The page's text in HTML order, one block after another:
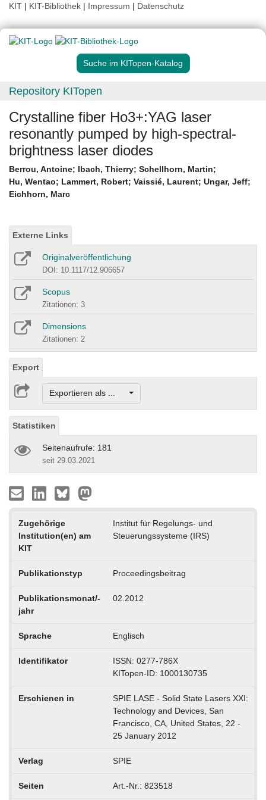
KIT | KIT-Bibliothek | Impressum | Datenschutz
Suche im KITopen-Katalog
Repository KITopen
Crystalline fiber Ho3+:YAG laser
resonantly pumped by high-spectral-
brightness laser diodes
Berrou, Antoine; Ibach, Thierry; Schellhorn, Martin;
Hu, Wentao; Lammert, Robert; Vaissié, Laurent; Ungar, Jeff;
Eichhorn, Marc
Externe Links
Originalveröffentlichung
DOI: 10.1117/12.906657
Scopus
Zitationen: 3
Dimensions
Zitationen: 2
Export
Exportieren als ...
Statistiken
Seitenaufrufe: 181
seit 29.03.2021
Zugehörige
Institution(en) am
KIT
Institut für Regelungs- und
Steuerungssysteme (IRS)
Publikationstyp Proceedingsbeitrag
Publikationsmonat/-
jahr
02.2012
Sprache Englisch
Identifikator
ISSN: 0277-786X
KITopen-ID: 1000130735
Erschienen in
SPIE LASE - Solid State Lasers XXI:
Technology and Devices, San
Francisco, CA, United States, 22 -
25 January 2012
Verlag SPIE
Seiten Art.-Nr.: 823518